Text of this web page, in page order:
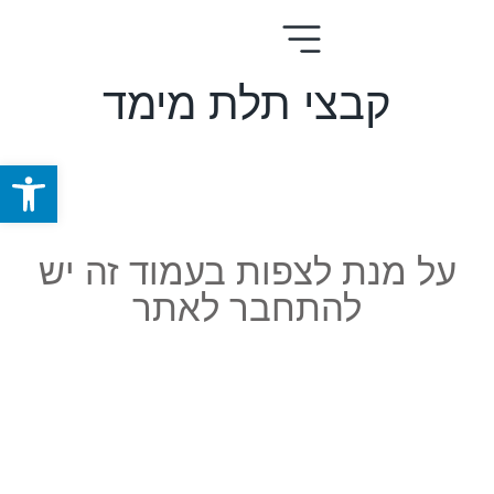
קבצי תלת מימד
על מנת לצפות בעמוד זה יש
להתחבר לאתר
פתח